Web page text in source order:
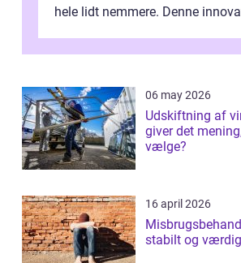
hele lidt nemmere. Denne
06 may 2026
Udskiftning af
giver det
vælge?
16 april 2026
stabilt og